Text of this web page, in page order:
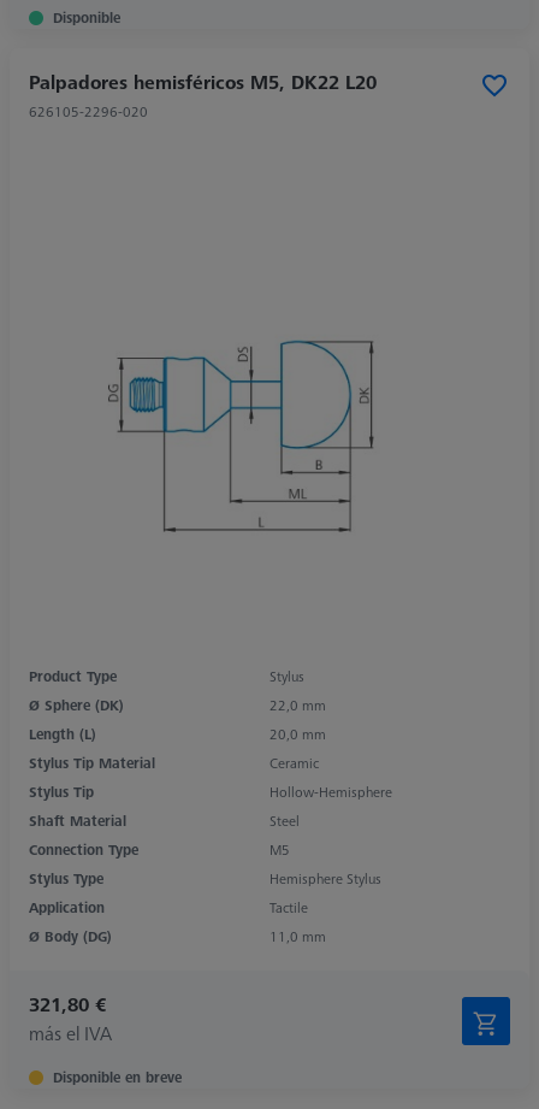
Disponible
Palpadores hemisféricos M5, DK22 L20
626105-2296-020
Product Type
Stylus
Ø Sphere (DK)
22,0 mm
Length (L)
20,0 mm
Stylus Tip Material
Ceramic
Stylus Tip
Hollow-Hemisphere
Shaft Material
Steel
Connection Type
M5
Stylus Type
Hemisphere Stylus
Application
Tactile
Ø Body (DG)
11,0 mm
321,80 €
más el IVA
Disponible en breve